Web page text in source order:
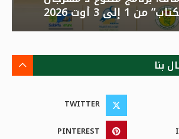
إلى 3 أوت 2026
بنا
TWITTER
PINTEREST